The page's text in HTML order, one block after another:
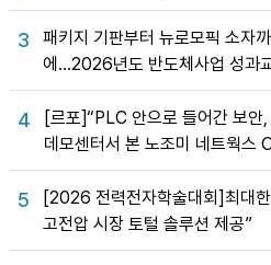
3
패키지 기판부터 뉴로모픽 소자
에…2026년도 반도체사업 성과
4
[르포]“PLC 안으로 들어간 보
데모센터서 본 노조미 네트웍스
5
[2026 전력전자학술대회]최대
고전압 시장 토털 솔루션 제공”